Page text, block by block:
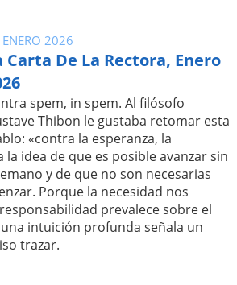
2026
Carta De La Rectora, Enero
spem, in spem. Al filósofo
Thibon le gustaba retomar esta
«contra la esperanza, la
la idea de que es posible avanzar sin
y de que no son necesarias
Porque la necesidad nos
prevalece sobre el
intuición profunda señala un
trazar.